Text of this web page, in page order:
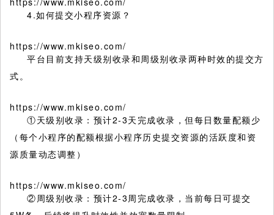
4.如何提交小程序资源？
https://www.mkiseo.com/
平台目前支持天级别收录和周级别收录两种时效的提交方
式。
https://www.mkiseo.com/
①天级别收录：预计2-3天完成收录，但每日数量配额少
（每个小程序的配额根据小程序历史提交资源的活跃度和资
源质量动态调整）
https://www.mkiseo.com/
②周级别收录：预计2-3周完成收录，当前每日可提交